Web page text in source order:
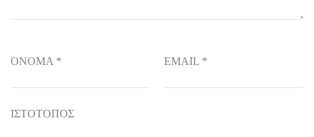
ΌΝΟΜΑ * EMAIL *
ΙΣΤΌΤΟΠΟΣ